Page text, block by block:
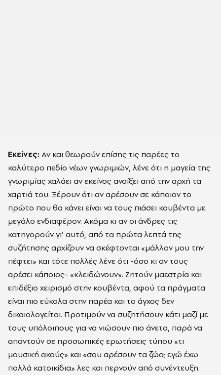
Εκείνες:Αν και θεωρούν επίσης τις παρέες το
καλύτερο πεδίο νέων γνωριμιών, λένε ότι η μαγεία της
γνωριμίας χαλάει αν εκείνος ανοίξει από την αρχή τα
χαρτιά του. Ξέρουν ότι αν αρέσουν σε κάποιον το
πρώτο που θα κάνει είναι να τους πιάσει κουβέντα με
μεγάλο ενδιαφέρον. Ακόμα κι αν οι άνδρες τις
κατηγορούν γι’ αυτό, από τα πρώτα λεπτά της
συζήτησης αρχίζουν να σκέφτονται «μάλλον μου την
πέφτει» και τότε πολλές λένε ότι -όσο κι αν τους
αρέσει κάποιος- «κλειδώνουν». Ζητούν μαεστρία και
επιδέξιο χειρισμό στην κουβέντα, αφού τα πράγματα
είναι πιο εύκολα στην παρέα και το άγχος δεν
δικαιολογείται. Προτιμούν να συζητήσουν κάτι μαζί με
τους υπόλοιπους για να νιώσουν πιο άνετα, παρά να
απαντούν σε προσωπικές ερωτήσεις τύπου «τι
μουσική ακούς» και «σου αρέσουν τα ζώα; εγώ έχω
πολλά κατοικίδια» λες και περνούν από συνέντευξη.